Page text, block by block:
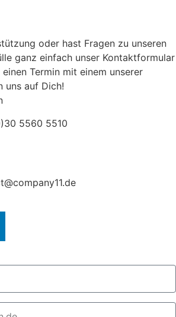
oder hast Fragen zu unseren
ganz einfach unser Kontaktformular
Termin mit einem unserer
uns auf Dich!
5560 5510